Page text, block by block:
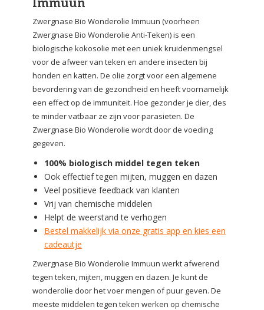
Zwergnase Bio Wonderolie Immuun (voorheen
Zwergnase Bio Wonderolie Anti-Teken) is een
biologische kokosolie met een uniek kruidenmengsel
voor de afweer van teken en andere insecten bij
honden en katten. De olie zorgt voor een algemene
bevordering van de gezondheid en heeft voornamelijk
een effect op de immuniteit. Hoe gezonder je dier, des
te minder vatbaar ze zijn voor parasieten. De
Zwergnase Bio Wonderolie wordt door de voeding
gegeven.
100% biologisch middel tegen teken
Ook effectief tegen mijten, muggen en dazen
Veel positieve feedback van klanten
Vrij van chemische middelen
Helpt de weerstand te verhogen
Bestel makkelijk via onze gratis app en kies een
cadeautje
Zwergnase Bio Wonderolie Immuun werkt afwerend
tegen teken, mijten, muggen en dazen. Je kunt de
wonderolie door het voer mengen of puur geven. De
meeste middelen tegen teken werken op chemische